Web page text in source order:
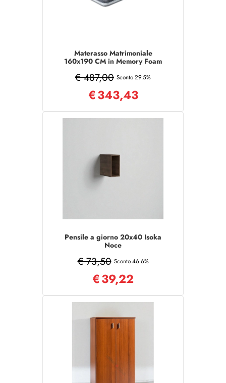
Materasso Matrimoniale
160x190 CM in Memory Foam
€ 487,00 Sconto 29.5%
€343,43
Pensile a giorno 20x40 Isoka
Noce
€ 73,50 Sconto 46.6%
€39,22